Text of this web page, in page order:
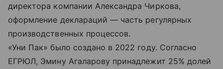
директора компании Александра Чиркова,
оформление деклараций — часть регулярных
производственных процессов.
«Уни Пак» было создано в 2022 году. Согласно
ЕГРЮЛ, Эмину Агаларову принадлежит 25% долей